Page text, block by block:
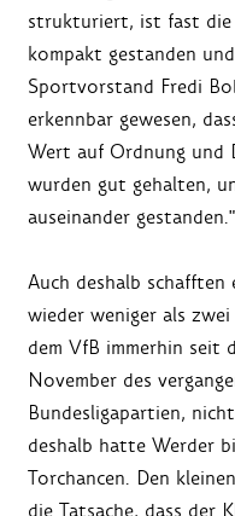
strukturiert, ist fast
kompakt gestanden
Sportvorstand Fredi
erkennbar gewesen,
Wert auf Ordnung und
wurden gut gehalten,
auseinander gestanden."
Auch deshalb schafften
wieder weniger als
dem VfB immerhin seit
November des
Bundesligapartien,
deshalb hatte Werder
Torchancen. Den
die Tatsache, dass der